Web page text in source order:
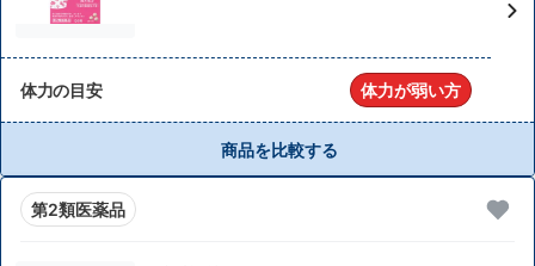
体力の目安 体力が弱い方
商品を比較する
第2類医薬品